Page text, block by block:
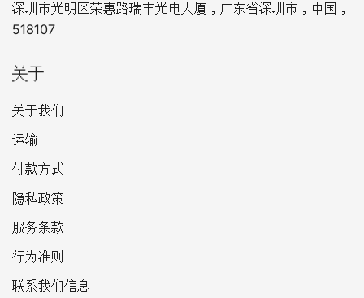
深圳市光明区荣惠路瑞丰光电大厦，广东省深圳市，中国，
518107
关于
关于我们
运输
付款方式
隐私政策
服务条款
行为准则
联系我们信息